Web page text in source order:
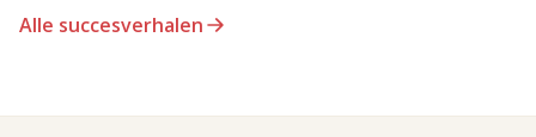
Alle succesverhalen